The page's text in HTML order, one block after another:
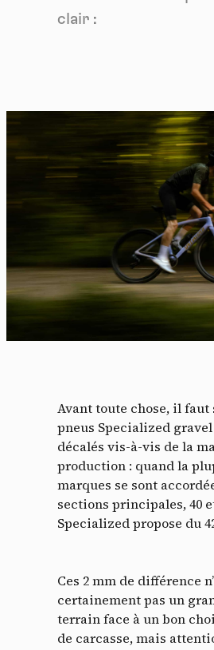
clair :
Avant toute chose, il faut
pneus Specialized
décalés vis-à-vis de la
production : quand la
marques se sont
sections principales, 40
Specialized propose du
Ces 2 mm de différence
certainement pas un
terrain face à un bon
de carcasse, mais